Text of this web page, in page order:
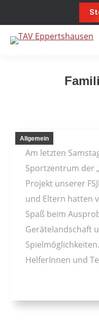
Allgemein
Am letzten
Sportzentrum der
Projekt unserer
und Eltern hatten
Spaß beim
Gerätelandschaft
HelferInnen und